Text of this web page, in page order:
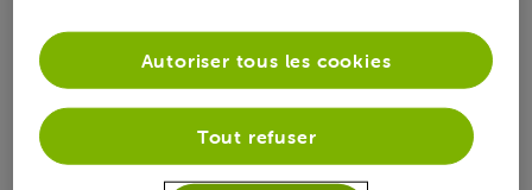
Lauwers Steve
Latence élevée en jeu
Tout refuser
Autoriser tous les cookies